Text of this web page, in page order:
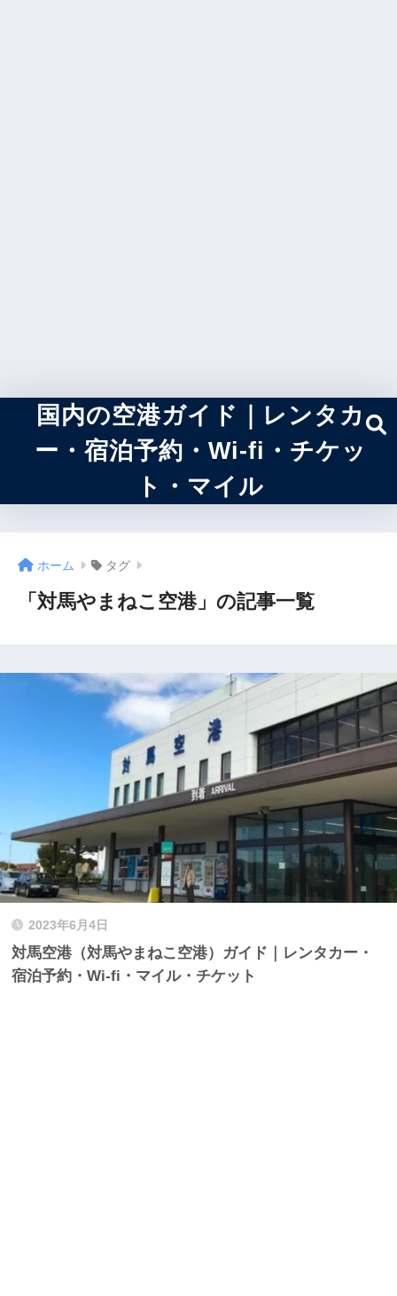
国内の空港ガイド｜レンタカ
ー・宿泊予約・Wi-fi・チケッ
ト・マイル
ホーム タグ
「対馬やまねこ空港」の記事一覧
2023年6月4日
対馬空港（対馬やまねこ空港）ガイド｜レンタカー・
宿泊予約・Wi-fi・マイル・チケット